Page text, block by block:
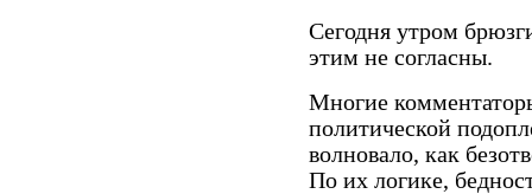
Сегодня утром
этим не согласны.
Многие
политической
волновало, как
По их логике,